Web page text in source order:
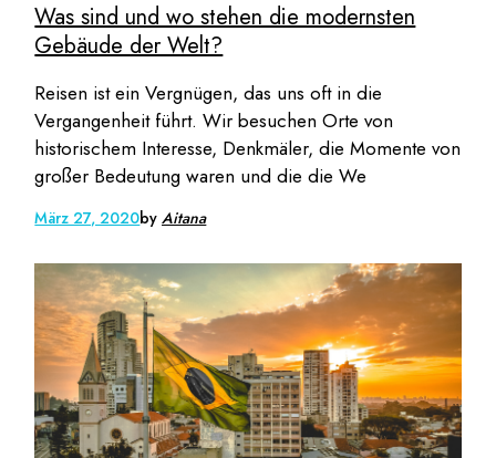
Was sind und wo stehen die modernsten
Gebäude der Welt?
Reisen ist ein Vergnügen, das uns oft in die
Vergangenheit führt. Wir besuchen Orte von
historischem Interesse, Denkmäler, die Momente von
großer Bedeutung waren und die die We
März 27, 2020byAitana